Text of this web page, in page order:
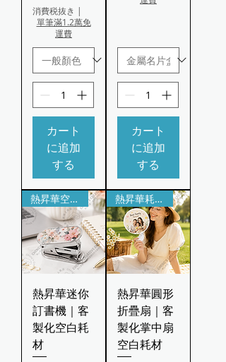
消費税抜き |
單筆滿1.2萬免
運費
カート
に追加
する
カート
に追加
する
熱昇華空白耗材｜可代印
熱昇華迷你
訂書機｜客
製化空白耗
材
熱昇華耗材｜輕巧可折疊
熱昇華圓形
折疊扇｜客
製化掌中扇
空白耗材